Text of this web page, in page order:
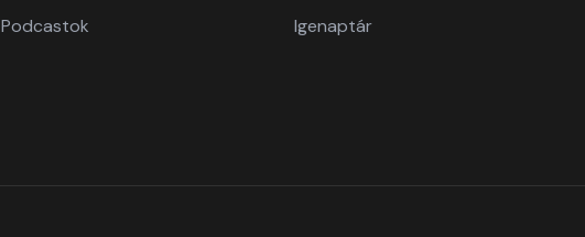
Podcastok
Igenaptár